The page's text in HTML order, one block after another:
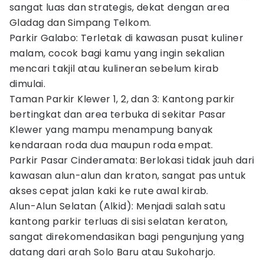
sangat luas dan strategis, dekat dengan area
Gladag dan Simpang Telkom.
Parkir Galabo: Terletak di kawasan pusat kuliner
malam, cocok bagi kamu yang ingin sekalian
mencari takjil atau kulineran sebelum kirab
dimulai.
Taman Parkir Klewer 1, 2, dan 3: Kantong parkir
bertingkat dan area terbuka di sekitar Pasar
Klewer yang mampu menampung banyak
kendaraan roda dua maupun roda empat.
Parkir Pasar Cinderamata: Berlokasi tidak jauh dari
kawasan alun-alun dan kraton, sangat pas untuk
akses cepat jalan kaki ke rute awal kirab.
Alun-Alun Selatan (Alkid): Menjadi salah satu
kantong parkir terluas di sisi selatan keraton,
sangat direkomendasikan bagi pengunjung yang
datang dari arah Solo Baru atau Sukoharjo.